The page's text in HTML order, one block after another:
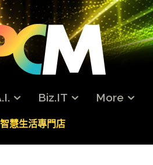
Biz.IT More
慧生活專門店